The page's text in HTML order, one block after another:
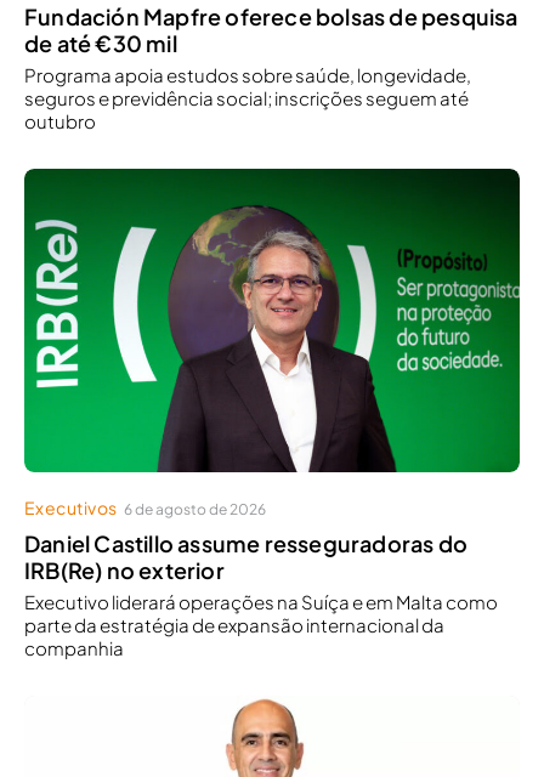
Fundación Mapfre oferece bolsas de pesquisa
de até €30 mil
Programa apoia estudos sobre saúde, longevidade,
seguros e previdência social; inscrições seguem até
outubro
Executivos 6 de agosto de 2026
Daniel Castillo assume resseguradoras do
IRB(Re) no exterior
Executivo liderará operações na Suíça e em Malta como
parte da estratégia de expansão internacional da
companhia